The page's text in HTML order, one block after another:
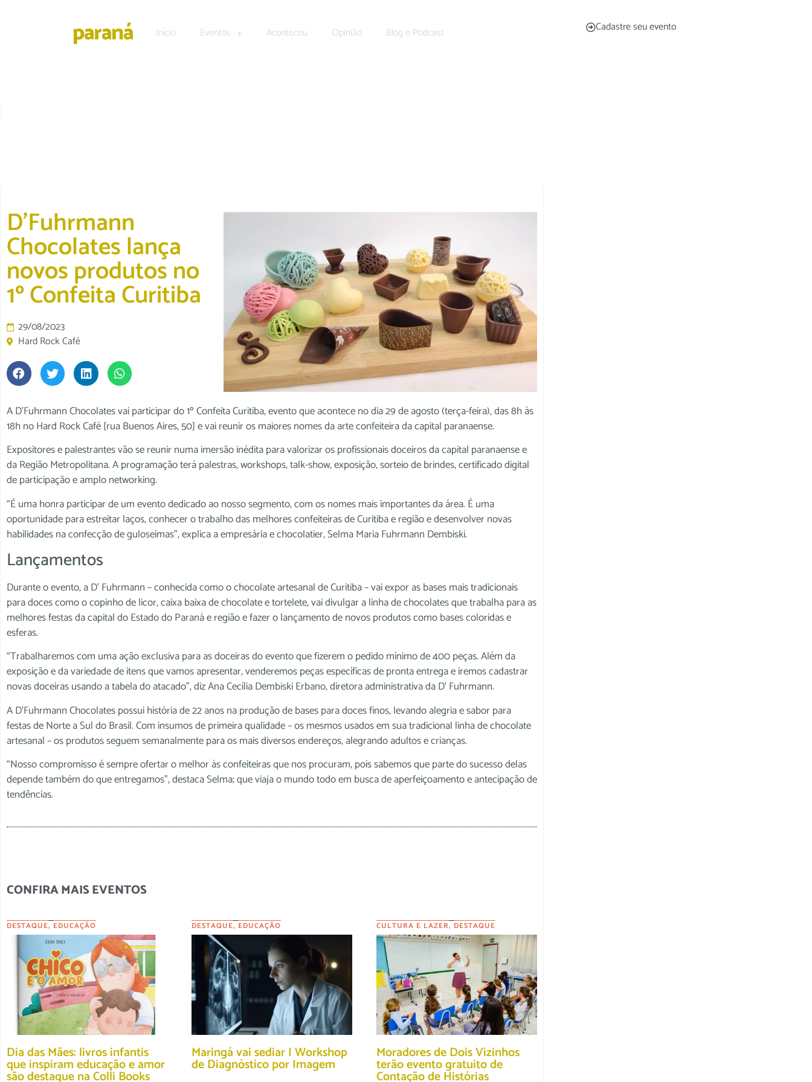
Início Eventos Aconteceu Opinião Blog e Podcast Cadastre seu evento
D’Fuhrmann
Chocolates lança
novos produtos no
1º Confeita Curitiba
29/08/2023
Hard Rock Café
A D’Fuhrmann Chocolates vai participar do 1º Confeita Curitiba, evento que acontece no dia 29 de agosto (terça-feira), das 8h às
18h no Hard Rock Café [rua Buenos Aires, 50] e vai reunir os maiores nomes da arte confeiteira da capital paranaense.
Expositores e palestrantes vão se reunir numa imersão inédita para valorizar os profissionais doceiros da capital paranaense e
da Região Metropolitana. A programação terá palestras, workshops, talk-show, exposição, sorteio de brindes, certificado digital
de participação e amplo networking.
“É uma honra participar de um evento dedicado ao nosso segmento, com os nomes mais importantes da área. É uma
oportunidade para estreitar laços, conhecer o trabalho das melhores confeiteiras de Curitiba e região e desenvolver novas
habilidades na confecção de guloseimas”, explica a empresária e chocolatier, Selma Maria Fuhrmann Dembiski.
Lançamentos
Durante o evento, a D’ Fuhrmann – conhecida como o chocolate artesanal de Curitiba – vai expor as bases mais tradicionais
para doces como o copinho de licor, caixa baixa de chocolate e tortelete, vai divulgar a linha de chocolates que trabalha para as
melhores festas da capital do Estado do Paraná e região e fazer o lançamento de novos produtos como bases coloridas e
esferas.
“Trabalharemos com uma ação exclusiva para as doceiras do evento que fizerem o pedido mínimo de 400 peças. Além da
exposição e da variedade de itens que vamos apresentar, venderemos peças específicas de pronta entrega e iremos cadastrar
novas doceiras usando a tabela do atacado”, diz Ana Cecília Dembiski Erbano, diretora administrativa da D’ Fuhrmann.
A D’Fuhrmann Chocolates possui história de 22 anos na produção de bases para doces finos, levando alegria e sabor para
festas de Norte a Sul do Brasil. Com insumos de primeira qualidade – os mesmos usados em sua tradicional linha de chocolate
artesanal – os produtos seguem semanalmente para os mais diversos endereços, alegrando adultos e crianças.
“Nosso compromisso é sempre ofertar o melhor às confeiteiras que nos procuram, pois sabemos que parte do sucesso delas
depende também do que entregamos”, destaca Selma; que viaja o mundo todo em busca de aperfeiçoamento e antecipação de
tendências.
CONFIRA MAIS EVENTOS
DESTAQUE, EDUCAÇÃO
Dia das Mães: livros infantis
que inspiram educação e amor
são destaque na Colli Books
DESTAQUE, EDUCAÇÃO
Maringá vai sediar I Workshop
de Diagnóstico por Imagem
CULTURA E LAZER, DESTAQUE
Moradores de Dois Vizinhos
terão evento gratuito de
Contação de Histórias